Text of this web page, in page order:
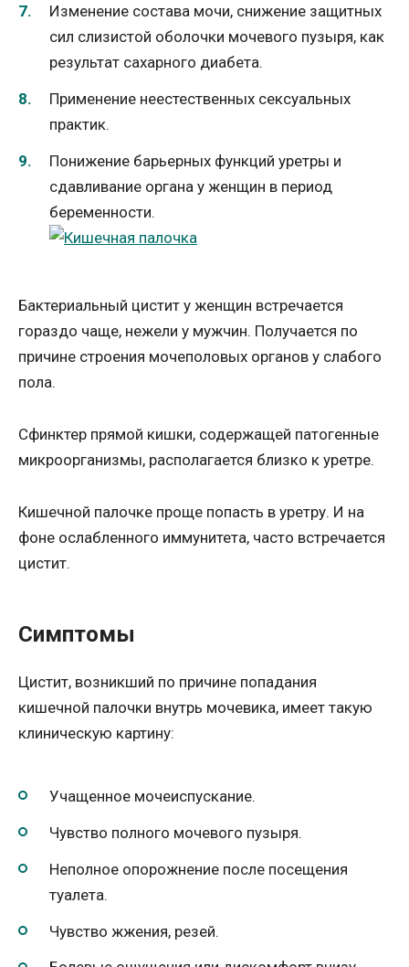
Изменение состава мочи, снижение защитных
сил слизистой оболочки мочевого пузыря, как
результат сахарного диабета.
Применение неестественных сексуальных
практик.
Понижение барьерных функций уретры и
сдавливание органа у женщин в период
беременности.
Бактериальный цистит у женщин встречается
гораздо чаще, нежели у мужчин. Получается по
причине строения мочеполовых органов у слабого
пола.
Сфинктер прямой кишки, содержащей патогенные
микроорганизмы, располагается близко к уретре.
Кишечной палочке проще попасть в уретру. И на
фоне ослабленного иммунитета, часто встречается
цистит.
Симптомы
Цистит, возникший по причине попадания
кишечной палочки внутрь мочевика, имеет такую
клиническую картину:
Учащенное мочеиспускание.
Чувство полного мочевого пузыря.
Неполное опорожнение после посещения
туалета.
Чувство жжения, резей.